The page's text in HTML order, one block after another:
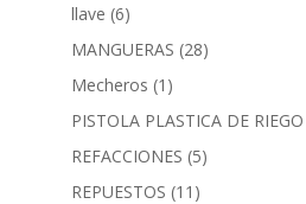
llave (6)
MANGUERAS (28)
Mecheros (1)
PISTOLA PLASTICA DE RIEGO
REFACCIONES (5)
REPUESTOS (11)